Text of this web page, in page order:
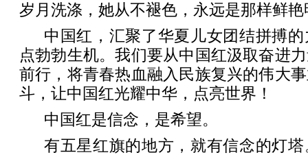
岁月洗涤，她从不褪色，永远是那样鲜艳
中国红，汇聚了华夏儿女团结拼搏
点勃勃生机。我们要从中国红汲取奋进
前行，将青春热血融入民族复兴的伟大
斗，让中国红光耀中华，点亮世界！
中国红是信念，是希望。
有五星红旗的地方，就有信念的灯